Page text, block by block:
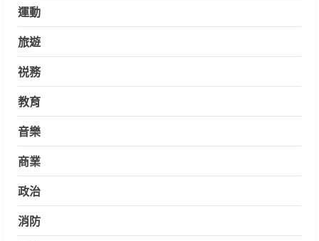
運動
旅遊
祱務
教育
音樂
商業
政治
消防